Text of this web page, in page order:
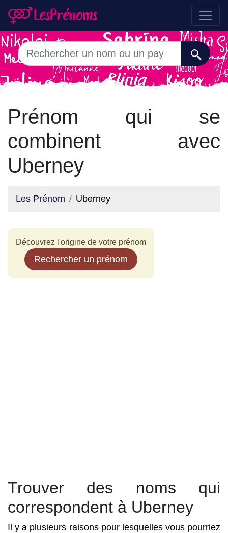
Prénom qui se
combinent avec
Uberney
Les Prénom Uberney
Découvrez l'origine de votre prénom
Rechercher un prénom
Trouver des noms qui
correspondent à Uberney
Il y a plusieurs raisons pour lesquelles vous pourriez